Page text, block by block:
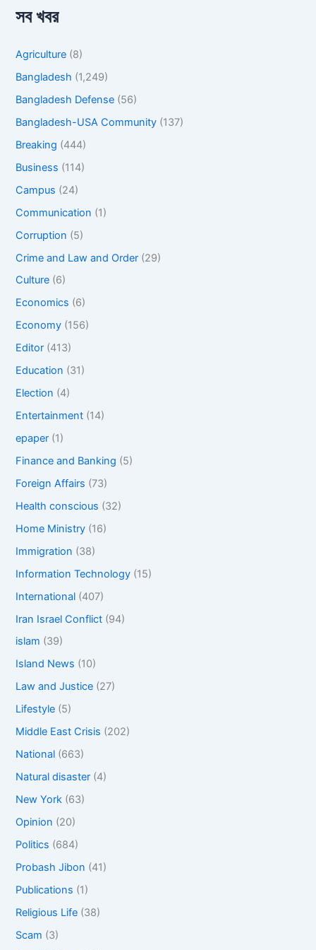
সব খবর
Agriculture (8)
Bangladesh (1,249)
Bangladesh Defense (56)
Bangladesh-USA Community (137)
Breaking (444)
Business (114)
Campus (24)
Communication (1)
Corruption (5)
Crime and Law and Order (29)
Culture (6)
Economics (6)
Economy (156)
Editor (413)
Education (31)
Election (4)
Entertainment (14)
epaper (1)
Finance and Banking (5)
Foreign Affairs (73)
Health conscious (32)
Home Ministry (16)
Immigration (38)
Information Technology (15)
International (407)
Iran Israel Conflict (94)
islam (39)
Island News (10)
Law and Justice (27)
Lifestyle (5)
Middle East Crisis (202)
National (663)
Natural disaster (4)
New York (63)
Opinion (20)
Politics (684)
Probash Jibon (41)
Publications (1)
Religious Life (38)
Scam (3)